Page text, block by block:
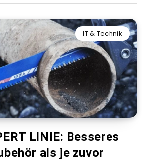
IT & Technik
LINIE: Besseres
als je zuvor